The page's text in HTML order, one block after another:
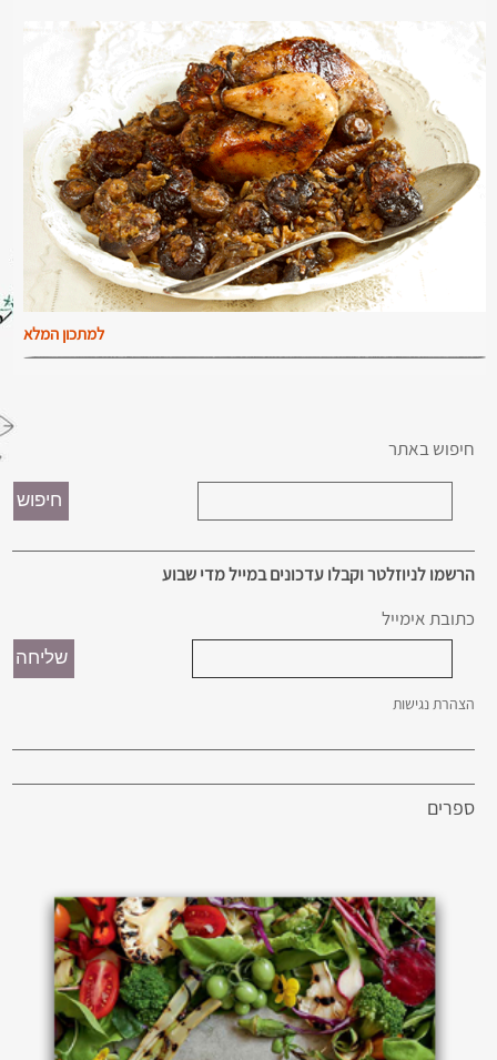
למתכון המלא
חיפוש באתר
הרשמו לניוזלטר וקבלו עדכונים במייל מדי שבוע
כתובת אימייל
הצהרת נגישות
ספרים